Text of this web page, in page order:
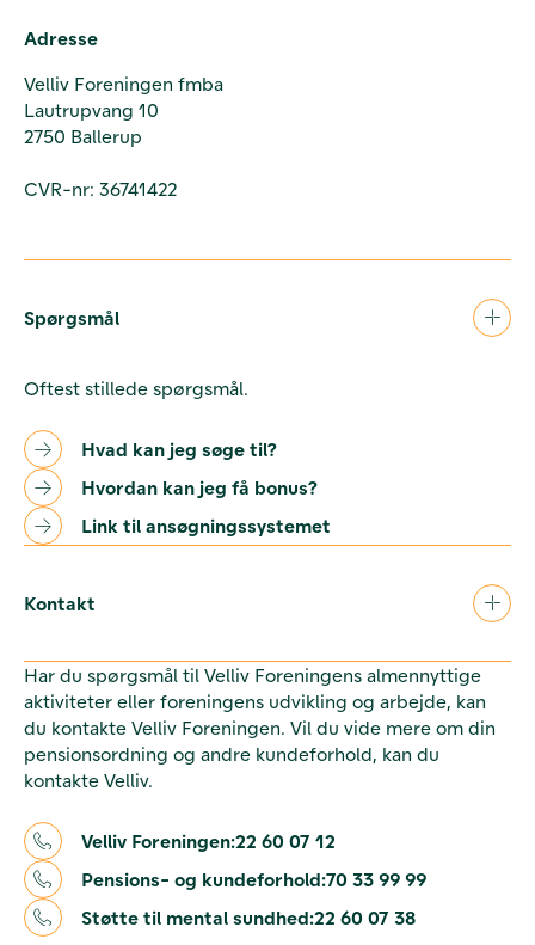
Adresse
Velliv Foreningen fmba
Lautrupvang 10
2750 Ballerup
CVR-nr: 36741422
Spørgsmål
Oftest stillede spørgsmål.
Hvad kan jeg søge til?
Hvordan kan jeg få bonus?
Link til ansøgningssystemet
Kontakt
Har du spørgsmål til Velliv Foreningens almennyttige
aktiviteter eller foreningens udvikling og arbejde, kan
du kontakte Velliv Foreningen. Vil du vide mere om din
pensionsordning og andre kundeforhold, kan du
kontakte Velliv.
Velliv Foreningen:22 60 07 12
Pensions- og kundeforhold:70 33 99 99
Støtte til mental sundhed:22 60 07 38